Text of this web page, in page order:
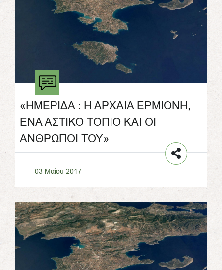
«ΗΜΕΡΙΔΑ : Η ΑΡΧΑΙΑ ΕΡΜΙΟΝΗ,
ΕΝΑ ΑΣΤΙΚΟ ΤΟΠΙΟ ΚΑΙ ΟΙ
ΑΝΘΡΩΠΟΙ ΤΟΥ»
03 Μαΐου 2017